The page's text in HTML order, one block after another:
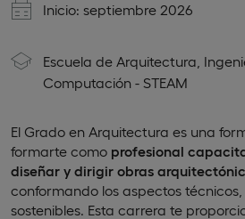
Inicio: septiembre 2026
Escuela de Arquitectura,
Computación - STEAM
El Grado en Arquitectura es una
formarte como profesional
diseñar y dirigir obras
conformando los aspectos
sostenibles. Esta carrera te